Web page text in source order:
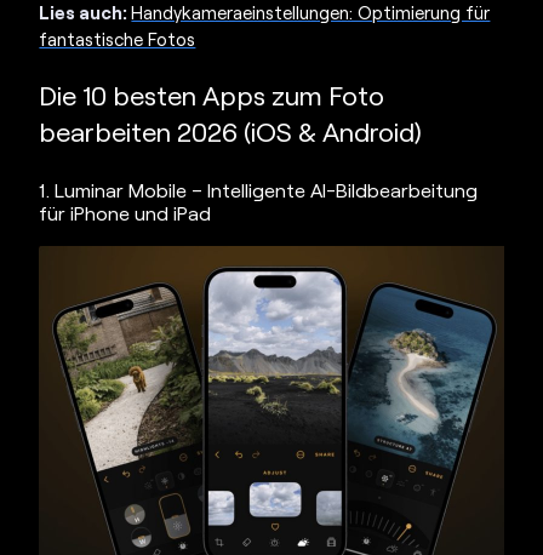
Lies auch:Handykameraeinstellungen: Optimierung für
fantastische Fotos
Die 10 besten Apps zum Foto
bearbeiten 2026 (iOS & Android)
1. Luminar Mobile – Intelligente AI-Bildbearbeitung
für iPhone und iPad